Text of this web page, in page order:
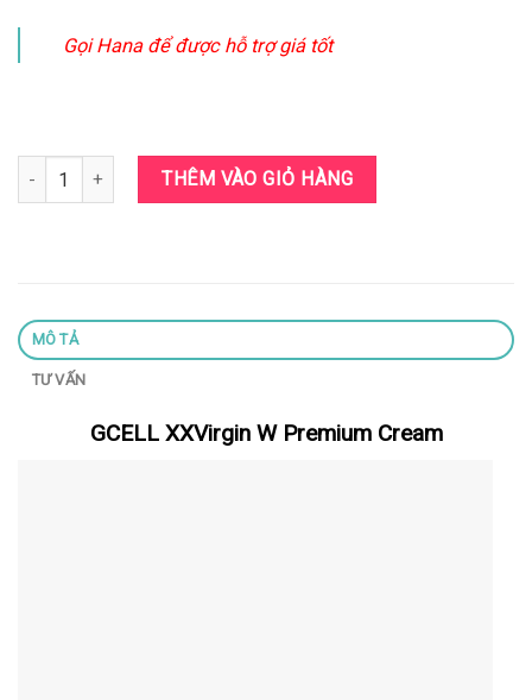
Gọi Hana để được hỗ trợ giá tốt
GCELL XXVirgin W Premium Cream số lượng
THÊM VÀO GIỎ HÀNG
MÔ TẢ
TƯ VẤN
GCELL XXVirgin W Premium Cream